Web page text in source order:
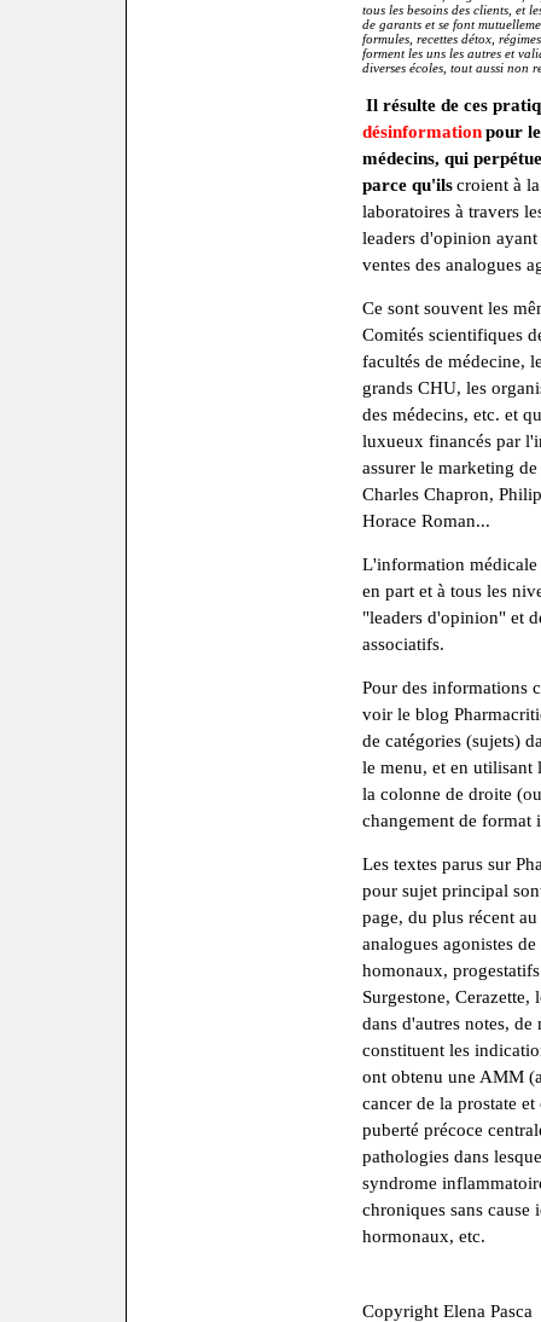
tous les besoins des clients, et
de garants et se font
formules, recettes détox,
forment les uns les autres et
diverses écoles, tout aussi non
Il résulte de ces
désinformation pour
médecins, qui
parce qu'ils croient à
laboratoires à travers
leaders d'opinion
ventes des analogues
Ce sont souvent les
Comités scientifiques
facultés de médecine,
grands CHU, les
des médecins, etc. et
luxueux financés par
assurer le marketing
Charles Chapron,
Horace Roman...
L'information médicale
en part et à tous les
"leaders d'opinion" et
associatifs.
Pour des informations
voir le blog
de catégories (sujets)
le menu, et en utilisant
la colonne de droite
changement de format
Les textes parus sur
pour sujet principal
page, du plus récent
analogues agonistes
homonaux,
Surgestone,
dans d'autres notes,
constituent les
ont obtenu une AMM
cancer de la prostate
puberté précoce
pathologies dans
syndrome
chroniques sans
hormonaux, etc.
Copyright Elena Pasca